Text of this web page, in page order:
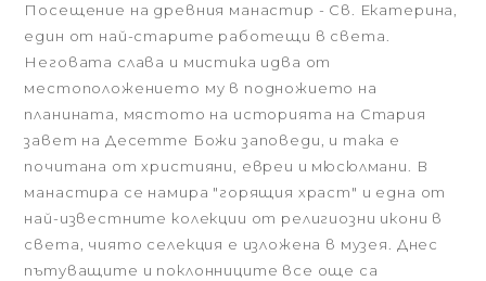
Посещение на древния манастир - Св. Екатерина,
един от най-старите работещи в света.
Неговата слава и мистика идва от
местоположението му в подножието на
планината, мястото на историята на Стария
завет на Десетте Божи заповеди, и така е
почитана от християни, евреи и мюсюлмани. В
манастира се намира "горящия храст" и една от
най-известните колекции от религиозни икони в
света, чиято селекция е изложена в музея. Днес
пътуващите и поклонниците все още са